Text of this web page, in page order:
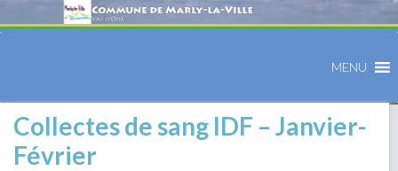
MENU
Collectes de sang IDF – Janvier-
Février